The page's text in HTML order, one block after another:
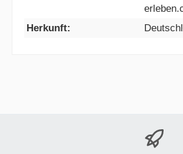
Herkunft: